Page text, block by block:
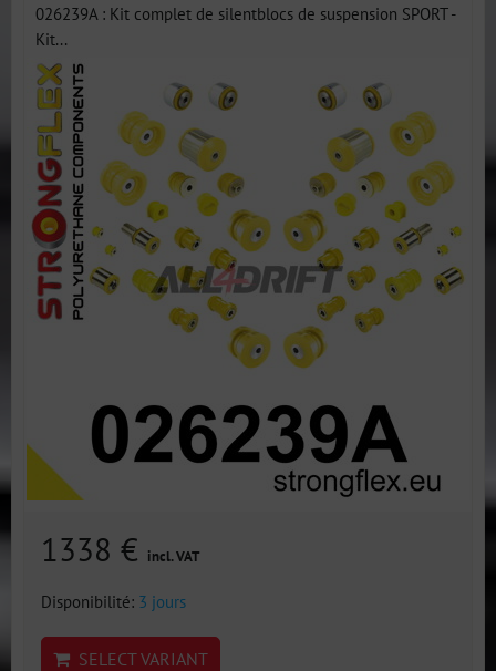
026239A : Kit complet de silentblocs de suspension SPORT -
Kit...
1338 € incl. VAT
Disponibilité: 3 jours
SELECT VARIANT